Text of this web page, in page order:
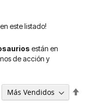
este listado!
están en
de acción y